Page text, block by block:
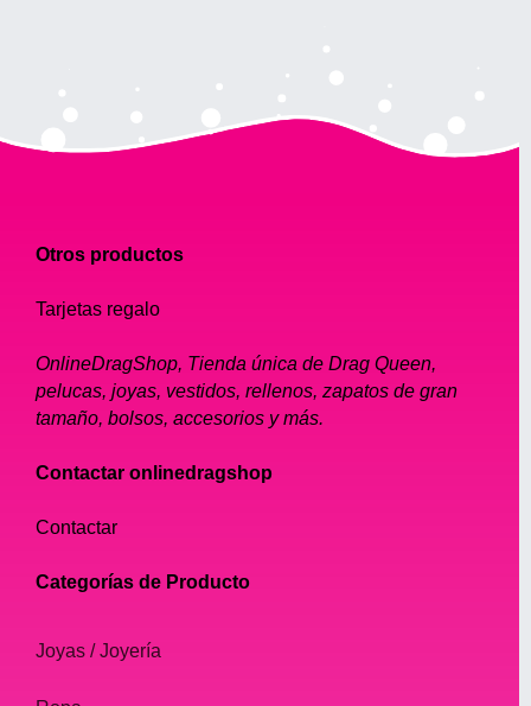
Introducción
Anillos
Tiaras
Pendientes
Elegir la joyería adecuada para tu look
Dónde comprar joyería Drag Queen
Cómo cuidar tus joyas Drag Queen
Preguntas frecuentes
Drag ha sido parte de la cultura popular
Otros productos
Tarjetas regalo
OnlineDragShop, Tienda única de Drag Queen,
pelucas, joyas, vestidos, rellenos, zapatos de gran
tamaño, bolsos, accesorios y más.
Contactar onlinedragshop
Contactar
Categorías de Producto
Joyas / Joyería